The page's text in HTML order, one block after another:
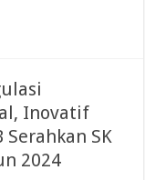
Inovatif
SK
2024